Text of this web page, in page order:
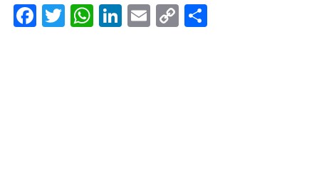
Facebook
Twitter
WhatsApp
LinkedIn
Email
Copy